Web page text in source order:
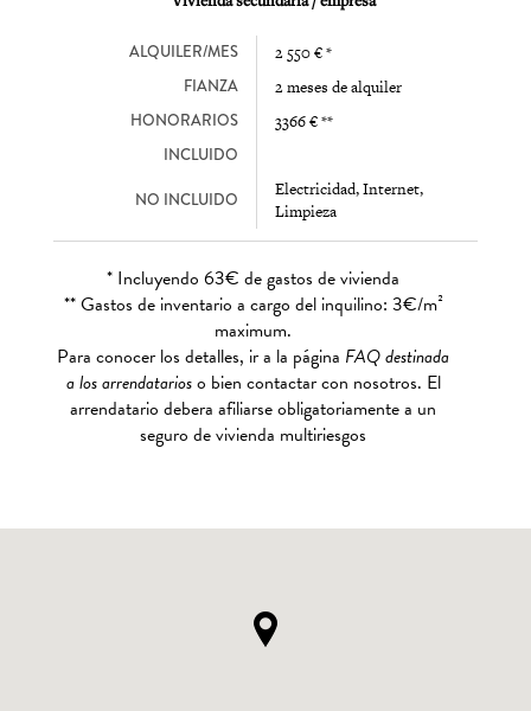
ALQUILER/MES 2 550 € *
FIANZA 2 meses de alquiler
HONORARIOS 3366 € **
INCLUIDO
NO INCLUIDO
Electricidad, Internet,
Limpieza
* Incluyendo 63€ de gastos de vivienda
** Gastos de inventario a cargo del inquilino: 3€/m²
maximum.
Para conocer los detalles, ir a la página FAQ destinada
a los arrendatarioso bien contactar con nosotros. El
arrendatario debera afiliarse obligatoriamente a un
seguro de vivienda multiriesgos